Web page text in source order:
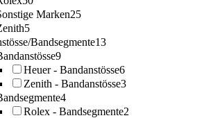
Marken25
5
Bandsegmente13
9
Heuer - Bandanstösse6
Zenith - Bandanstösse3
4
Rolex - Bandsegmente2